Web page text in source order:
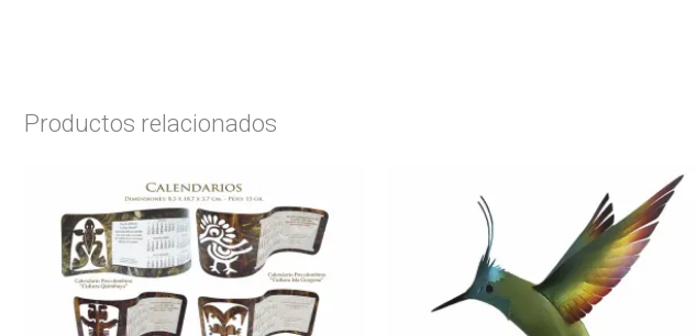
Productos relacionados